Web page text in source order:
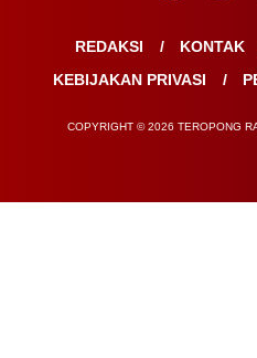
REDAKSI KONTAK
KEBIJAKAN PRIVASI
COPYRIGHT © 2026 TEROPONG